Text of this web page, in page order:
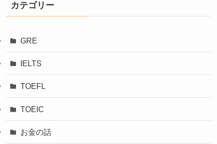
カテゴリー
GRE
IELTS
TOEFL
TOEIC
お金の話